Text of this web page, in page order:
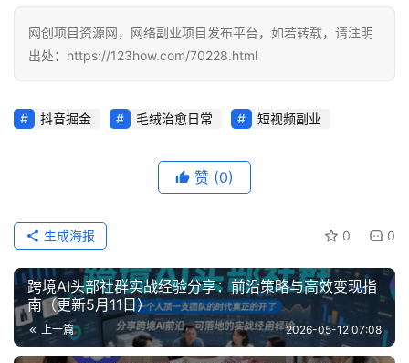
缘
创
业
网创项目资源网，网络副业项目发布平台，如若转载，请注明
出处：https://123how.com/70228.html
抖音掘金 毛绒治愈日常 短视频副业
赞 (0)
0 0
生成海报
跨境AI头部社群实战经验分享：前沿策略与高效变现指
南（更新5月11日）
上一篇 2026-05-12 07:08